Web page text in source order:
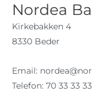
Nordea
Kirkebakken 4
8330 Beder
Email:
Telefon: 70 33 33 33